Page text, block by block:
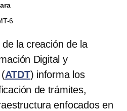
6
la creación de la
Digital y
ATDT) informa los
de trámites,
enfocados en